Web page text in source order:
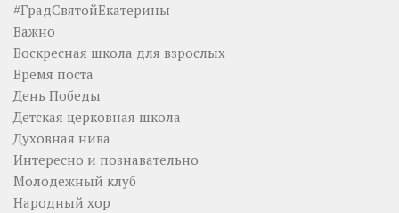
#ГрадСвятойЕкатерины
Важно
Воскресная школа для взрослых
Время поста
День Победы
Детская церковная школа
Духовная нива
Интересно и познавательно
Молодежный клуб
Народный хор